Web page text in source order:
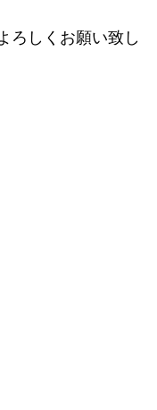
ろしくお願い致し